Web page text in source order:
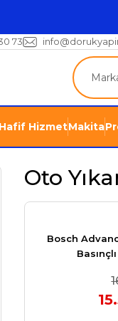
73
HizmetMakita
Oto
Bosch